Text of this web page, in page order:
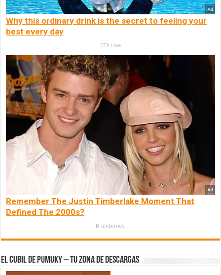
Why this ordinary drink is the secret to feeling your
best every day
CTA Love
Remember The Justin Timberlake Moment That
Defined The 2000s?
Brainberries
El Cubil de Pumuky – Tu zona de Descargas